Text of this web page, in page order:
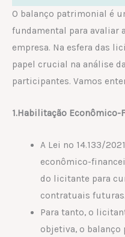
O balanço patrimonial é
fundamental para avaliar
empresa. Na esfera das
papel crucial na análise
participantes. Vamos
1.Habilitação Econômico-
A Lei nº 14.133/
econômico-
do licitante para
contratuais futuras.
Para tanto, o
objetiva, o balanço